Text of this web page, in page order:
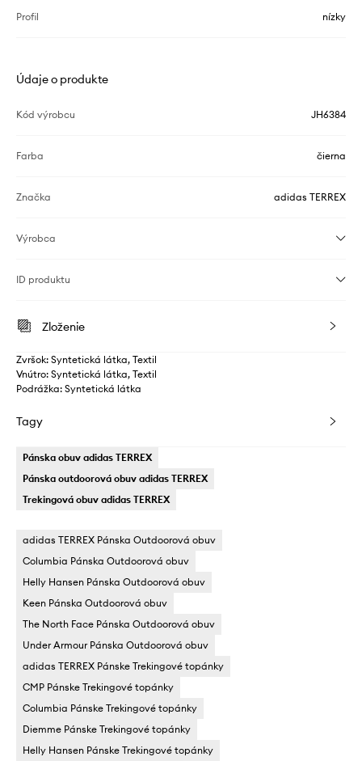
Profil nízky
Údaje o produkte
Kód výrobcu JH6384
Farba čierna
Značka adidas TERREX
Výrobca
ID produktu
Zloženie
Zvršok: Syntetická látka, Textil
Vnútro: Syntetická látka, Textil
Podrážka: Syntetická látka
Tagy
Pánska obuv adidas TERREX
Pánska outdoorová obuv adidas TERREX
Trekingová obuv adidas TERREX
adidas TERREX Pánska Outdoorová obuv
Columbia Pánska Outdoorová obuv
Helly Hansen Pánska Outdoorová obuv
Keen Pánska Outdoorová obuv
The North Face Pánska Outdoorová obuv
Under Armour Pánska Outdoorová obuv
adidas TERREX Pánske Trekingové topánky
CMP Pánske Trekingové topánky
Columbia Pánske Trekingové topánky
Diemme Pánske Trekingové topánky
Helly Hansen Pánske Trekingové topánky